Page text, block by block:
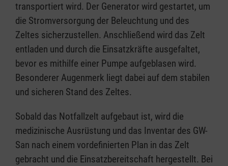
transportiert wird. Der Generator wird gestartet, um
die Stromversorgung der Beleuchtung und des
Zeltes sicherzustellen. Anschließend wird das Zelt
entladen und durch die Einsatzkräfte ausgefaltet,
bevor es mithilfe einer Pumpe aufgeblasen wird.
Besonderer Augenmerk liegt dabei auf dem stabilen
und sicheren Stand des Zeltes.
Sobald das Notfallzelt aufgebaut ist, wird die
medizinische Ausrüstung und das Inventar des GW-
San nach einem vordefinierten Plan in das Zelt
gebracht und die Einsatzbereitschaft hergestellt. Bei